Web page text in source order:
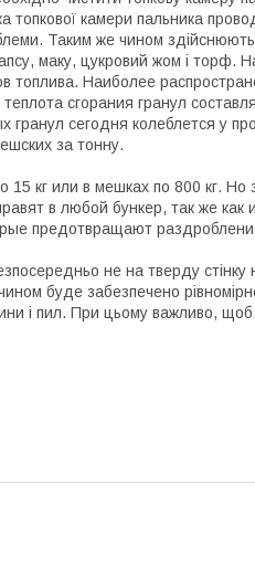
топкової камери пальника
Таким же чином
маку, цукровий жом і
Наиболее
сгорания гранул
сегодня колеблется у
за тонну.
кг или в мешках по 800 кг. Но
в любой бункер, так же как
предотвращают
не на тверду стінку
буде забезпечено
і пил. При цьому важливо, щоб